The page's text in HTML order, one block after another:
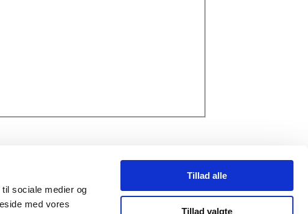
sociale medier og
med vores
Tillad alle
Tillad valgte